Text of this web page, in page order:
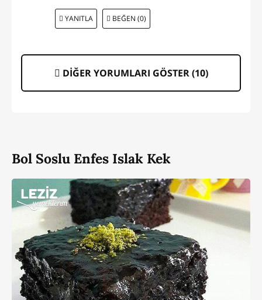
YANITLA BEĞEN (0)
DİĞER YORUMLARI GÖSTER (10)
Bol Soslu Enfes Islak Kek